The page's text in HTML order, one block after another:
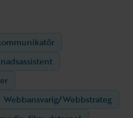
Webbansvarig/Webbstrateg